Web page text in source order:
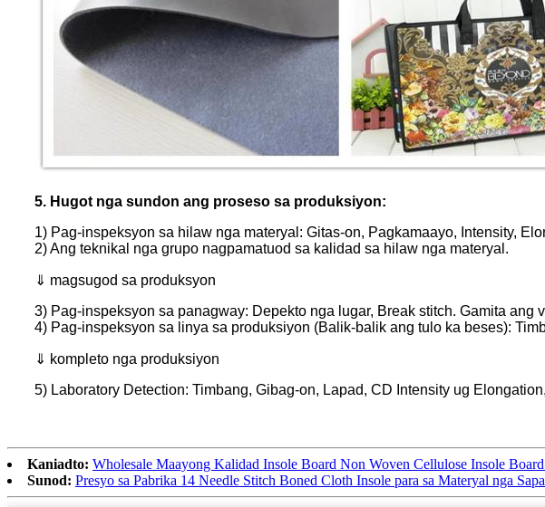
5. Hugot nga sundon ang proseso sa produksiyon:
1) Pag-inspeksyon sa hilaw nga materyal: Gitas-on, Pagkamaayo, Intensity,
2) Ang teknikal nga grupo nagpamatuod sa kalidad sa hilaw nga materyal.
⇓ magsugod sa produksyon
3) Pag-inspeksyon sa panagway: Depekto nga lugar, Break stitch. Gamita ang
4) Pag-inspeksyon sa linya sa produksiyon (Balik-balik ang tulo ka beses):
⇓ kompleto nga produksiyon
5) Laboratory Detection: Timbang, Gibag-on, Lapad, CD Intensity ug
Kaniadto: Wholesale Maayong Kalidad Insole Board Non Woven Cellulose Insole
Sunod: Presyo sa Pabrika 14 Needle Stitch Boned Cloth Insole para sa Materyal nga